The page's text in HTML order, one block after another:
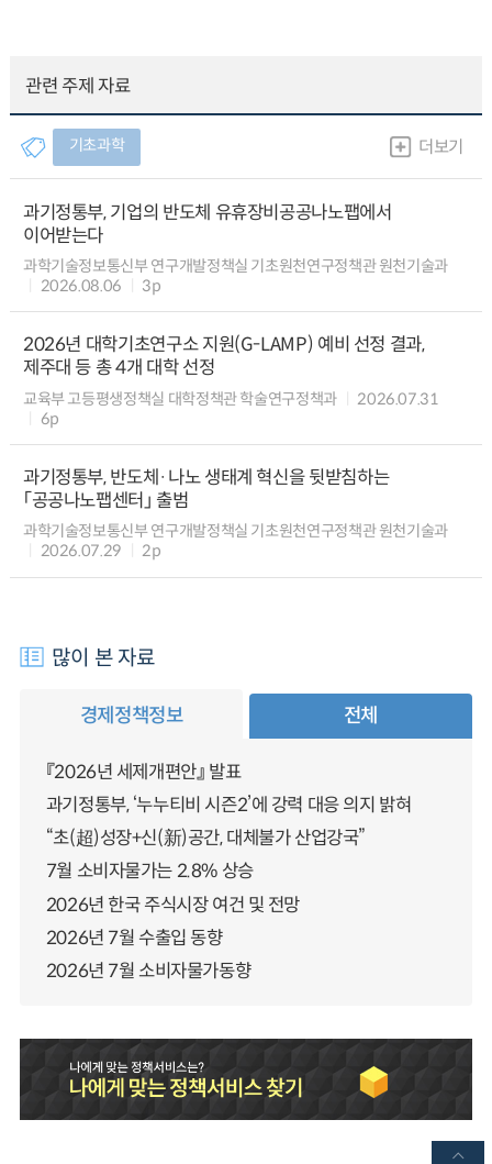
관련 주제 자료
기초과학 더보기
과기정통부, 기업의 반도체 유휴장비공공나노팹에서
이어받는다
과학기술정보통신부 연구개발정책실 기초원천연구정책관 원천기술과
2026.08.06
3p
2026년 대학기초연구소 지원(G-LAMP) 예비 선정 결과,
제주대 등 총 4개 대학 선정
교육부 고등평생정책실 대학정책관 학술연구정책과
2026.07.31
6p
과기정통부, 반도체·나노 생태계 혁신을 뒷받침하는
「공공나노팹센터」 출범
과학기술정보통신부 연구개발정책실 기초원천연구정책관 원천기술과
2026.07.29
2p
많이 본 자료
경제정책정보 전체
『2026년 세제개편안』 발표
과기정통부, ‘누누티비 시즌2’에 강력 대응 의지 밝혀
“초(超)성장+신(新)공간, 대체불가 산업강국”
7월 소비자물가는 2.8% 상승
2026년 한국 주식시장 여건 및 전망
2026년 7월 수출입 동향
2026년 7월 소비자물가동향